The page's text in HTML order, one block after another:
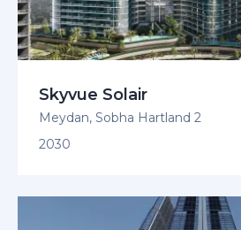
Skyvue Solair
Meydan, Sobha Hartland 2
2030